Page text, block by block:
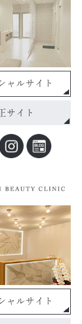
ャルサイト
サイト
ャルサイト